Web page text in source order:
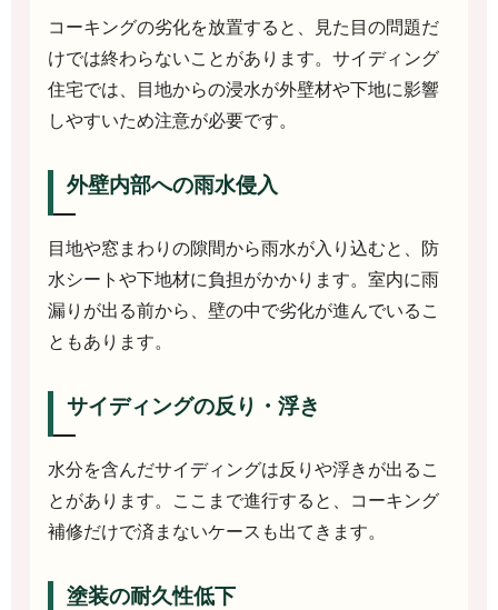
コーキングの劣化を放置すると、見た目の問題だ
けでは終わらないことがあります。サイディング
住宅では、目地からの浸水が外壁材や下地に影響
しやすいため注意が必要です。
外壁内部への雨水侵入
目地や窓まわりの隙間から雨水が入り込むと、防
水シートや下地材に負担がかかります。室内に雨
漏りが出る前から、壁の中で劣化が進んでいるこ
ともあります。
サイディングの反り・浮き
水分を含んだサイディングは反りや浮きが出るこ
とがあります。ここまで進行すると、コーキング
補修だけで済まないケースも出てきます。
塗装の耐久性低下